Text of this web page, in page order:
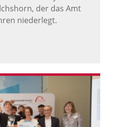
der das Amt
niederlegt.